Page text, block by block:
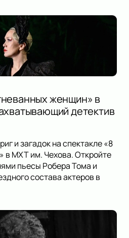
женщин» в
детектив
и загадок на спектакле «8
в МХТ им. Чехова. Откройте
пьесы Робера Тома и
состава актеров в